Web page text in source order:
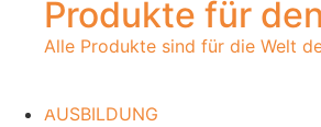
Produkte für den
Alle Produkte sind für die Welt
AUSBILDUNG